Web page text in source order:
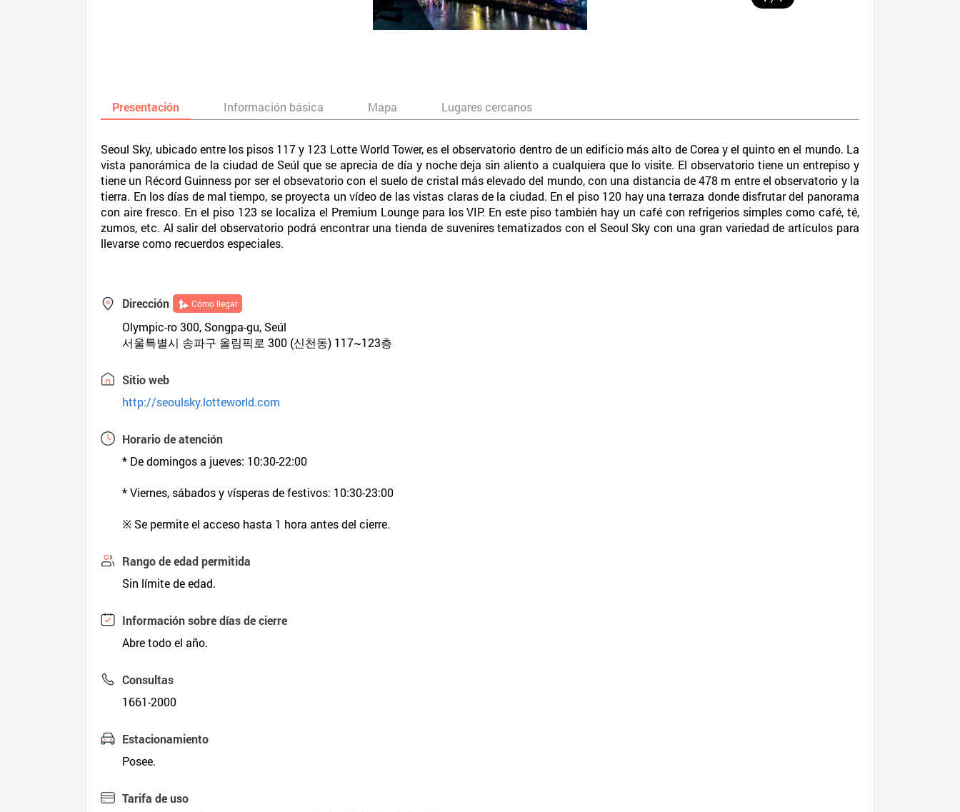
Presentación Información básica Mapa Lugares cercanos
Seoul Sky, ubicado entre los pisos 117 y 123 Lotte World Tower, es el observatorio dentro de un edificio más alto de Corea y el quinto en el mundo. La
vista panorámica de la ciudad de Seúl que se aprecia de día y noche deja sin aliento a cualquiera que lo visite. El observatorio tiene un entrepiso y
tiene un Récord Guinness por ser el obsevatorio con el suelo de cristal más elevado del mundo, con una distancia de 478 m entre el observatorio y la
tierra. En los días de mal tiempo, se proyecta un vídeo de las vistas claras de la ciudad. En el piso 120 hay una terraza donde disfrutar del panorama
con aire fresco. En el piso 123 se localiza el Premium Lounge para los VIP. En este piso también hay un café con refrigerios simples como café, té,
zumos, etc. Al salir del observatorio podrá encontrar una tienda de suvenires tematizados con el Seoul Sky con una gran variedad de artículos para
llevarse como recuerdos especiales.
Dirección Cómo llegar
Olympic-ro 300, Songpa-gu, Seúl
서울특별시 송파구 올림픽로 300 (신천동) 117~123층
Sitio web
http://seoulsky.lotteworld.com
Horario de atención
* De domingos a jueves: 10:30-22:00
* Viernes, sábados y vísperas de festivos: 10:30-23:00
※ Se permite el acceso hasta 1 hora antes del cierre.
Rango de edad permitida
Sin límite de edad.
Información sobre días de cierre
Abre todo el año.
Consultas
1661-2000
Estacionamiento
Posee.
Tarifa de uso